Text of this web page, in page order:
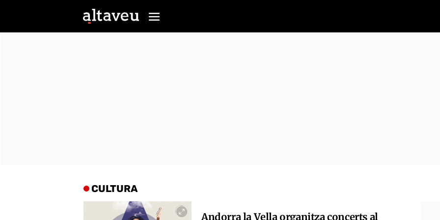
CULTURA
Andorra la Vella organitza concerts al